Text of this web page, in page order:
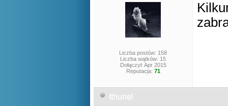
Liczba postów: 158
Liczba wątków: 15
Dołączył: Apr 2015
Reputacja: 71
Ithuriel